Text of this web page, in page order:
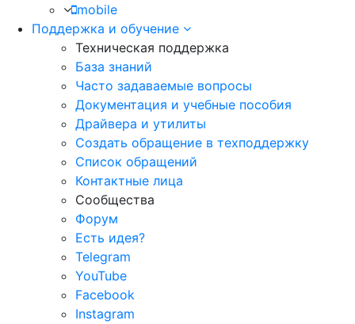
mobile
Поддержка и обучение
Техническая поддержка
База знаний
Часто задаваемые вопросы
Документация и учебные пособия
Драйвера и утилиты
Создать обращение в техподдержку
Список обращений
Контактные лица
Сообщества
Форум
Есть идея?
Telegram
YouTube
Facebook
Instagram